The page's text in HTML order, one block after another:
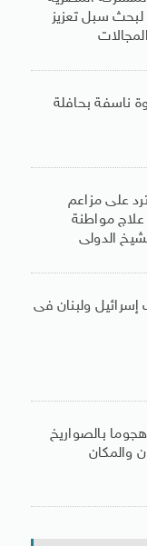
سبل تعزيز
ناسفة بحافلة
على مزاعم
مواطنة
الدولى
إسرائيل ولبنان فى
هجوما بالصواريخ
والمكان